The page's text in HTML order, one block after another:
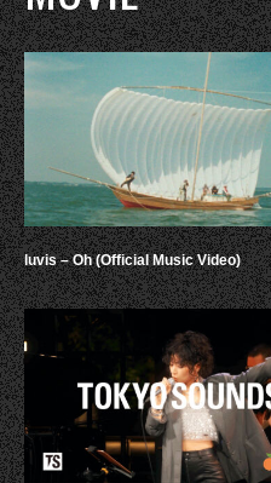
luvis – Oh (Official Music Video)